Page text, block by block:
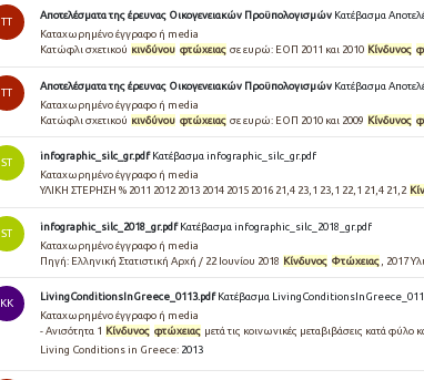
TT
Αποτελέσματα της έρευνας Οικογενειακών Προϋπολογισμών Κατέβασμα
Καταχωρημένο έγγραφο ή media
Κατώφλι σχετικού κινδύνου φτώχειας σε ευρώ: ΕΟΠ 2011 και 2010 Κίνδυνος
TT
Αποτελέσματα της έρευνας Οικογενειακών Προϋπολογισμών Κατέβασμα
Καταχωρημένο έγγραφο ή media
Κατώφλι σχετικού κινδύνου φτώχειας σε ευρώ: ΕΟΠ 2010 και 2009 Κίνδυνος
ST
infographic_silc_gr.pdf Κατέβασμα infographic_silc_gr.pdf
Καταχωρημένο έγγραφο ή media
ΥΛΙΚΗ ΣΤΕΡΗΣΗ % 2011 2012 2013 2014 2015 2016 21,4 23,1 23,1 22,1 21,4 21,2
ST
infographic_silc_2018_gr.pdf Κατέβασμα infographic_silc_2018_gr.pdf
Καταχωρημένο έγγραφο ή media
Πηγή: Ελληνική Στατιστική Αρχή / 22 Ιουνίου 2018 Κίνδυνος Φτώχειας , 2017
KK
LivingConditionsInGreece_0113.pdf Κατέβασμα
Καταχωρημένο έγγραφο ή media
- Ανισότητα 1 Κίνδυνος φτώχειας μετά τις κοινωνικές μεταβιβάσεις κατά φύλο
Living Conditions in Greece: 2013